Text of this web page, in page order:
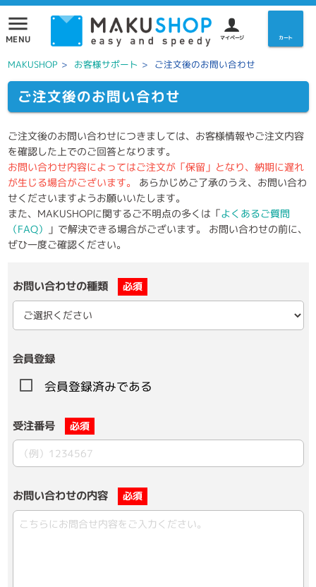
menu
MENU マイページ カート
MAKUSHOP > お客様サポート > ご注文後のお問い合わせ
ご注文後のお問い合わせ
ご注文後のお問い合わせにつきましては、お客様情報やご注文内容
を確認した上でのご回答となります。
お問い合わせ内容によってはご注文が「保留」となり、納期に遅れ
が生じる場合がございます。
あらかじめご了承のうえ、お問い合わ
せくださいますようお願いいたします。
また、MAKUSHOPに関するご不明点の多くは「よくあるご質問
（FAQ）
」で解決できる場合がございます。 お問い合わせの前に、
ぜひ一度ご確認ください。
お問い合わせの種類 必須
会員登録
会員登録済みである
受注番号 必須
お問い合わせの内容 必須